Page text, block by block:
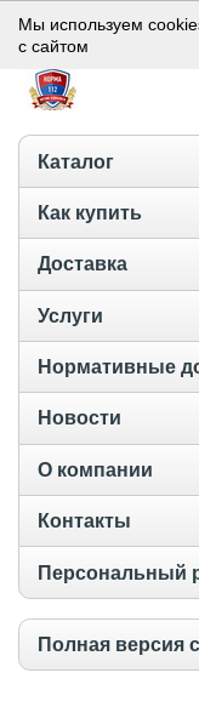
Каталог
Как купить
Доставка
Услуги
Нормативные
Новости
О компании
Контакты
Персональный
Полная версия
Мы используем
с сайтом